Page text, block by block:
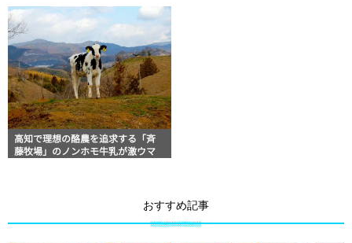
高知で理想の酪農を追求する「斉
藤牧場」のノンホモ牛乳が激ウマ
おすすめ記事